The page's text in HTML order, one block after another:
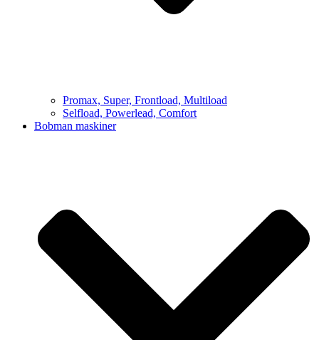
Promax, Super, Frontload, Multiload
Selfload, Powerlead, Comfort
Bobman maskiner